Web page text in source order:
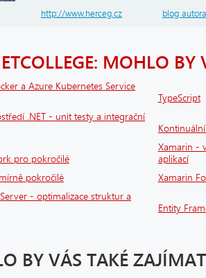
http://www.herceg.cz blog autora
MOHLO BY
a Azure Kubernetes Service
TypeScript
.NET - unit testy a integrační
pro pokročilé
Xamarin -
aplikací
pokročilé
Xamarin
- optimalizace struktur a
Entity
BY VÁS TAKÉ ZAJÍMAT